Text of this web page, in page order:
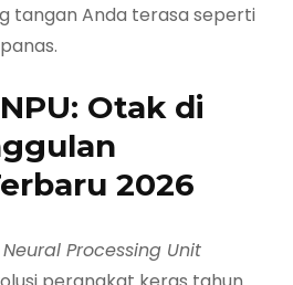
tangan Anda terasa seperti
Otak di
2026
Neural Processing Unit